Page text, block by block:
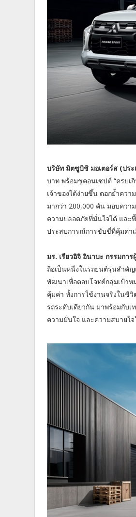
บริษัท มิตซูบิชิ มอเตอร์ส (ประ
บาท พร้อมชูคอนเซปต์ “ครบ
เจ้าของได้ง่ายขึ้น ตอกย้ำคว
มากว่า 200,000 คัน มอบคว
ความปลอดภัยที่มั่นใจได้ และ
ประสบการณ์การขับขี่ที่คุ้มค่าเ
มร. เรียวอิจิ อินาบะ กรรมกา
ถือเป็นหนึ่งในรถยนต์รุ่นสำคัญ
พัฒนาเพื่อตอบโจทย์กลุ่มเป้าห
คุ้มค่า ทั้งการใช้งานจริงในชี
รถระดับเดียวกัน มาพร้อมกับ
ความมั่นใจ และความสบายใ